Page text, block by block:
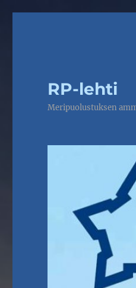
RP-lehti
Meripuolustuksen